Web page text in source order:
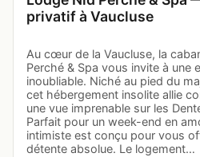
privatif à Vaucluse
Au cœur de la Vaucluse, la
Perché & Spa vous invite à une
inoubliable. Niché au pied du
cet hébergement insolite allie
une vue imprenable sur les
Parfait pour un week-end en
intimiste est conçu pour vous
détente absolue. Le logement…